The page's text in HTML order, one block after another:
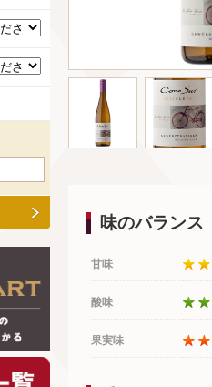
味のバランス
甘味
酸味
果実味